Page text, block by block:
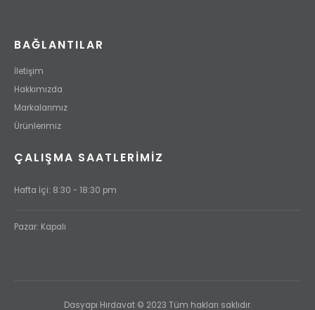
BAĞLANTILAR
İletişim
Hakkımızda
Markalarımız
Ürünlerimiz
ÇALIŞMA SAATLERİMİZ
Hafta İçi: 8:30 - 18:30 pm
Pazar: Kapalı
Dasyapı Hırdavat © 2023 Tüm hakları saklıdır.